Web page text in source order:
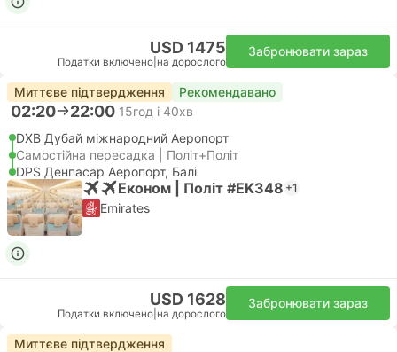
USD 1475
Податки включено на дорослого
Забронювати зараз
Миттєве підтвердження Рекомендавано
02:20 22:00 15год і 40хв
DXB Дубай міжнародний Аеропорт
Самостійна пересадка | Політ+Політ
DPS Денпасар Аеропорт, Балі
Економ | Політ #EK348 +1
Emirates
USD 1628
Податки включено на дорослого
Забронювати зараз
Миттєве підтвердження